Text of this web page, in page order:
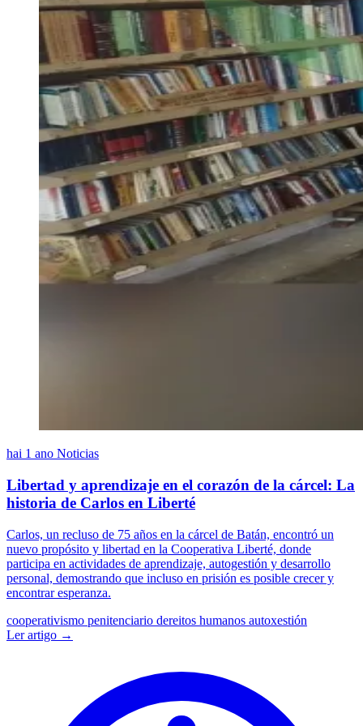
hai 1 ano Noticias
Libertad y aprendizaje en el corazón de la cárcel: La
historia de Carlos en Liberté
Carlos, un recluso de 75 años en la cárcel de Batán, encontró un
nuevo propósito y libertad en la Cooperativa Liberté, donde
participa en actividades de aprendizaje, autogestión y desarrollo
personal, demostrando que incluso en prisión es posible crecer y
encontrar esperanza.
cooperativismo penitenciario dereitos humanos autoxestión
Ler artigo →